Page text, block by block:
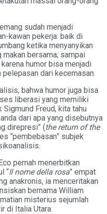
sudah menjadi
kawan pekerja: baik di
ketika menyanyikan
bersama; sampai
humor bisa menjadi
dari kecemasan.
bahwa humor juga bisa
liberasi yang memiliki
Freud, kita tahu
dari apa yang disebutnya
direpresi” (the return of the
“pembebasan” subjek
pernah menerbitkan
“Il nome della rosa” empat
anakronis, ia menceritakan
bernama William
misterius sejumlah
di Italia Utara.